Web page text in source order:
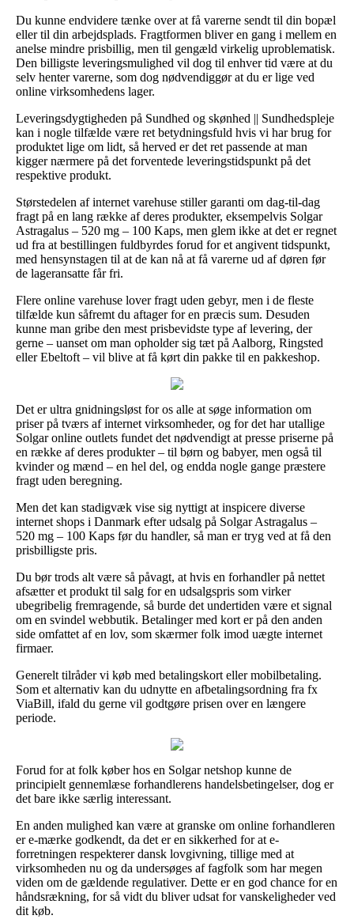
Du kunne endvidere tænke over at få varerne sendt til din bopæl
eller til din arbejdsplads. Fragtformen bliver en gang i mellem en
anelse mindre prisbillig, men til gengæld virkelig uproblematisk.
Den billigste leveringsmulighed vil dog til enhver tid være at du
selv henter varerne, som dog nødvendiggør at du er lige ved
online virksomhedens lager.
Leveringsdygtigheden på Sundhed og skønhed || Sundhedspleje
kan i nogle tilfælde være ret betydningsfuld hvis vi har brug for
produktet lige om lidt, så herved er det ret passende at man
kigger nærmere på det forventede leveringstidspunkt på det
respektive produkt.
Størstedelen af internet varehuse stiller garanti om dag-til-dag
fragt på en lang række af deres produkter, eksempelvis Solgar
Astragalus – 520 mg – 100 Kaps, men glem ikke at det er regnet
ud fra at bestillingen fuldbyrdes forud for et angivent tidspunkt,
med hensynstagen til at de kan nå at få varerne ud af døren før
de lageransatte får fri.
Flere online varehuse lover fragt uden gebyr, men i de fleste
tilfælde kun såfremt du aftager for en præcis sum. Desuden
kunne man gribe den mest prisbevidste type af levering, der
gerne – uanset om man opholder sig tæt på Aalborg, Ringsted
eller Ebeltoft – vil blive at få kørt din pakke til en pakkeshop.
Det er ultra gnidningsløst for os alle at søge information om
priser på tværs af internet virksomheder, og for det har utallige
Solgar online outlets fundet det nødvendigt at presse priserne på
en række af deres produkter – til børn og babyer, men også til
kvinder og mænd – en hel del, og endda nogle gange præstere
fragt uden beregning.
Men det kan stadigvæk vise sig nyttigt at inspicere diverse
internet shops i Danmark efter udsalg på Solgar Astragalus –
520 mg – 100 Kaps før du handler, så man er tryg ved at få den
prisbilligste pris.
Du bør trods alt være så påvagt, at hvis en forhandler på nettet
afsætter et produkt til salg for en udsalgspris som virker
ubegribelig fremragende, så burde det undertiden være et signal
om en svindel webbutik. Betalinger med kort er på den anden
side omfattet af en lov, som skærmer folk imod uægte internet
firmaer.
Generelt tilråder vi køb med betalingskort eller mobilbetaling.
Som et alternativ kan du udnytte en afbetalingsordning fra fx
ViaBill, ifald du gerne vil godtgøre prisen over en længere
periode.
Forud for at folk køber hos en Solgar netshop kunne de
principielt gennemlæse forhandlerens handelsbetingelser, dog er
det bare ikke særlig interessant.
En anden mulighed kan være at granske om online forhandleren
er e-mærke godkendt, da det er en sikkerhed for at e-
forretningen respekterer dansk lovgivning, tillige med at
virksomheden nu og da undersøges af fagfolk som har megen
viden om de gældende regulativer. Dette er en god chance for en
håndsrækning, for så vidt du bliver udsat for vanskeligheder ved
dit køb.